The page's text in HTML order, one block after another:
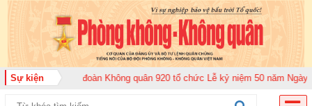
Sự kiện
2026 Trung đoàn Không quân 920 tổ chức Lễ kỷ niệm 50 năm Ngày